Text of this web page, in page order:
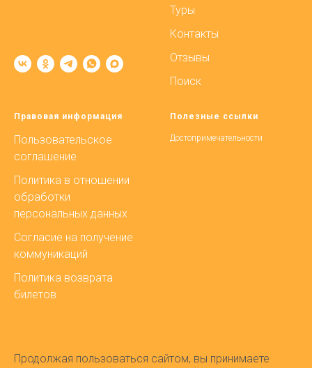
Туры
Контакты
Отзывы
Поиск
Правовая информация
Пользовательское
соглашение
Политика в отношении
обработки
персональных данных
Согласие на получение
коммуникаций
Политика возврата
билетов
Полезные ссылки
Достопримечательности
Продолжая пользоваться сайтом, вы принимаете